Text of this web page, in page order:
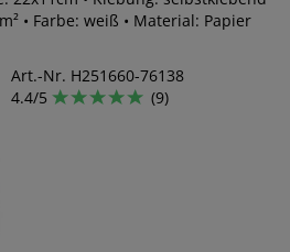
• Farbe: weiß • Material: Papier
Art.-Nr. H251660-76138
4.4/5
(9)